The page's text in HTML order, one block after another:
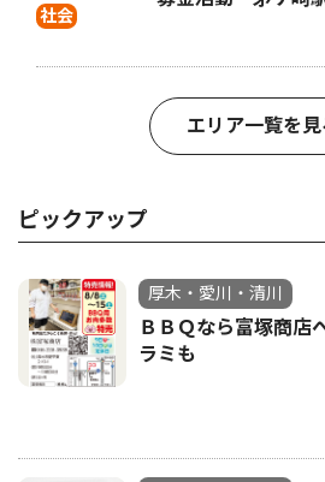
社会
エリア一覧を見
ピックアップ
厚木・愛川・清川
ＢＢＱなら富塚商
ラミも